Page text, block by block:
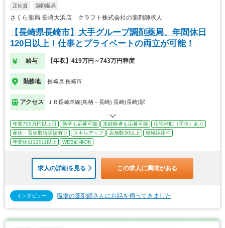
正社員 調剤薬局
さくら薬局 長崎大浜店 クラフト株式会社の薬剤師求人
【長崎県長崎市】大手グループ調剤薬局、年間休日
120日以上！仕事とプライベートの両立が可能！
給与 【年収】419万円～743万円程度
勤務地 長崎県 長崎市
アクセス ＪＲ長崎本線(鳥栖－長崎) 長崎(長崎)駅
年収700万円以上可 新卒も応募可能 未経験者も応募可能
住宅補助（手当）あり
産休・育休取得実績有り
スキルアップ 店舗数30以上
積極採用中
年間休日120日以上
WEB面接OK
求人の詳細を見る この求人に興味がある
インタビュー 職場の薬剤師さんにお話を伺ってきました